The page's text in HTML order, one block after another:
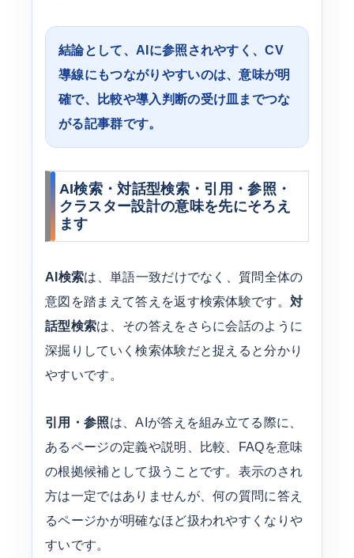
結論として、AIに参照されやすく、CV
導線にもつながりやすいのは、意味が明
確で、比較や導入判断の受け皿までつな
がる記事群です。
AI検索・対話型検索・引用・参照・
クラスター設計の意味を先にそろえ
ます
AI検索は、単語一致だけでなく、質問全体の
意図を踏まえて答えを返す検索体験です。対
話型検索は、その答えをさらに会話のように
深掘りしていく検索体験だと捉えると分かり
やすいです。
引用・参照は、AIが答えを組み立てる際に、
あるページの定義や説明、比較、FAQを意味
の根拠候補として扱うことです。表示のされ
方は一定ではありませんが、何の質問に答え
るページかが明確なほど扱われやすくなりや
すいです。